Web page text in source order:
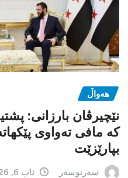
هەواڵ
نێچیرڤان بارزانی:
کە مافی تەواوی
بپارێزێت
سەرنوسەر ئاب 6, 2026